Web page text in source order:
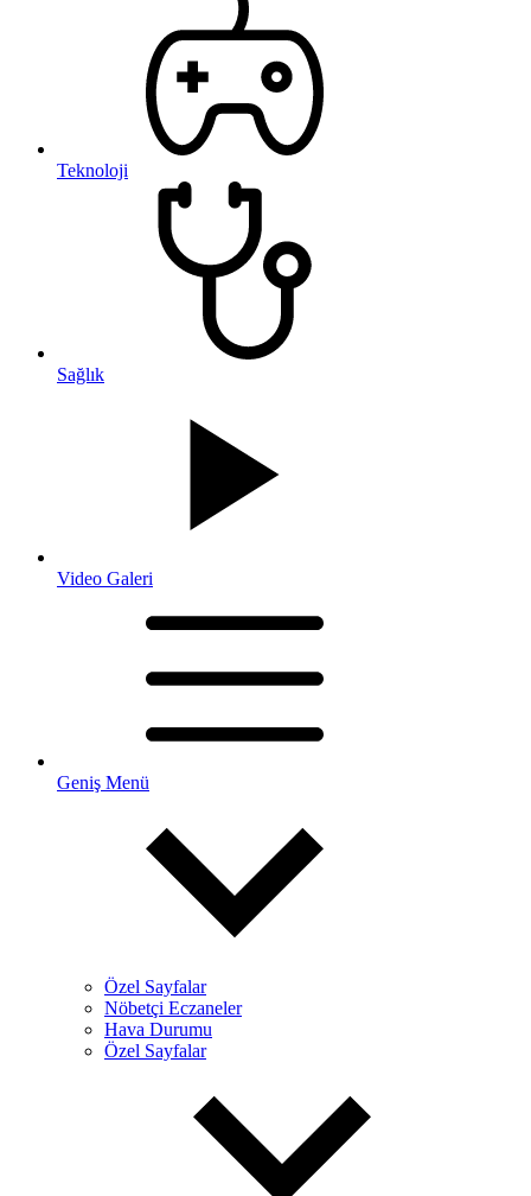
Teknoloji
Sağlık
Video Galeri
Geniş Menü
Özel Sayfalar
Nöbetçi Eczaneler
Hava Durumu
Özel Sayfalar